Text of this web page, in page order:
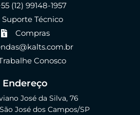
(12) 99148-1957
Suporte Técnico
Compras
Conosco
Endereço
José da Silva, 76
José dos Campos/SP